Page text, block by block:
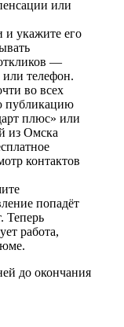
или
и укажите его
—
телефон.
во всех
публикацию
плюс» или
из Омска
контактов
попадёт
Теперь
работа,
до окончания